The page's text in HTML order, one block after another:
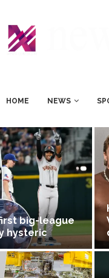
HOME NEWS
big-league
hysteric